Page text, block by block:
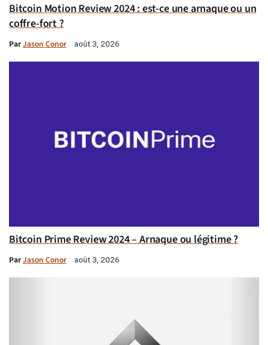
Bitcoin Motion Review 2024 : est-ce une arnaque ou un
coffre-fort ?
ParJason Conor août 3, 2026
Bitcoin Prime Review 2024 – Arnaque ou légitime ?
ParJason Conor août 3, 2026